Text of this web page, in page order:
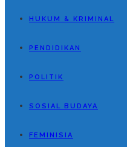
HUKUM & KRIMINAL
PENDIDIKAN
POLITIK
SOSIAL BUDAYA
FEMINISIA